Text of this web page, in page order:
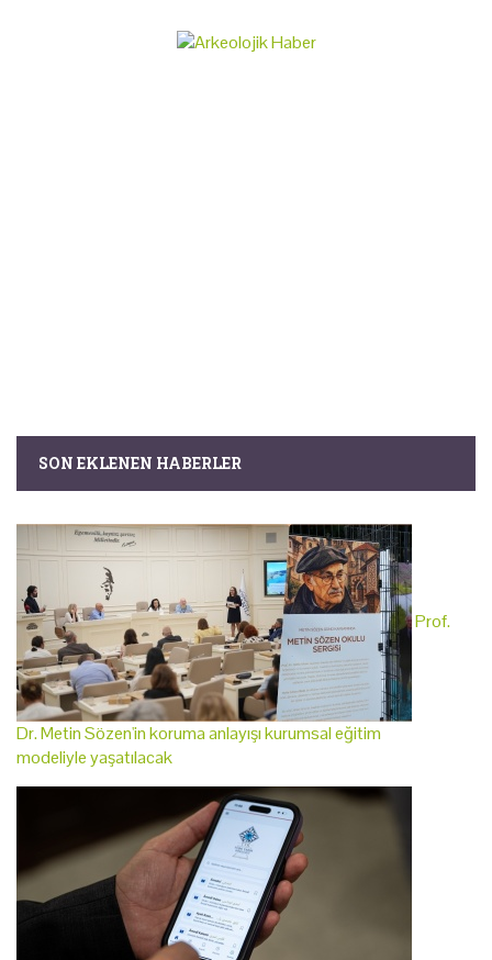
SON EKLENEN HABERLER
Prof.
Dr. Metin Sözen'in koruma anlayışı kurumsal eğitim
modeliyle yaşatılacak